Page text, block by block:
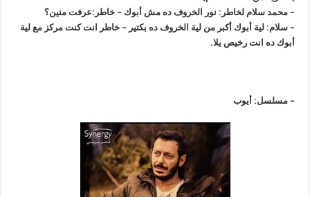
– محمد سلام لخاطر: نور الخروف ده مش أبوك – خاطر:عرفت منين؟
– سلام: لية أبوك أكبر من لية الخروف ده بكتير – خاطر انت كنت مركز مع لية
أبوك ده انت رخيص يلا.
– مسلسل: أيوب